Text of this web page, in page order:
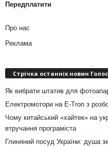
Передплатити
Про нас
Реклама
Стрічка останніх новин
Як вибрати штатив для
Електромотори на E-Tron з
Чому китайський «хайтек» на
втручання програміста
Глиняний посуд України: душа